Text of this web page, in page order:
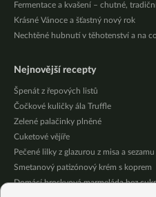
Fermentace a kvašení – chutné,
Krásné Vánoce a šťastný nový rok
Nechtěné hubnutí v těhotenství a na
Nejnovější recepty
Špenát z řepových listů
Čočkové kuličky ála Truffle
Zelené palačinky plněné
Cuketové vějíře
Pečené lilky z glazurou z misa a sezamu
Smetanový patizónový krém s koprem
Domácí broskvová marmeláda bez